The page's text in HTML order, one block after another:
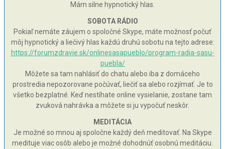
Mám silne hypnotický hlas.
SOBOTA RÁDIO
Pokiaľ nemáte záujem o spoločné Skype, máte možnosť počuť
môj hypnotický a liečivý hlas každú druhú sobotu na tejto adrese:
https://forumzdravie.sk/onlinesasapueblo/program-radia-sasu-
puebla/
Môžete sa tam nahlásiť do chatu alebo iba z domáceho
prostredia nepozorovane počúvať, liečiť sa alebo rozjímať. Je to
všetko bezplatné. Keď nestíhate online vysielanie, zostane tam
zvuková nahrávka a môžete si ju vypočuť neskôr.
MEDITÁCIA
Je možné so mnou aj spoločne každý deň meditovať. Na Skype
medituje viac osôb alebo je možné dohodnúť osobnú meditáciu.